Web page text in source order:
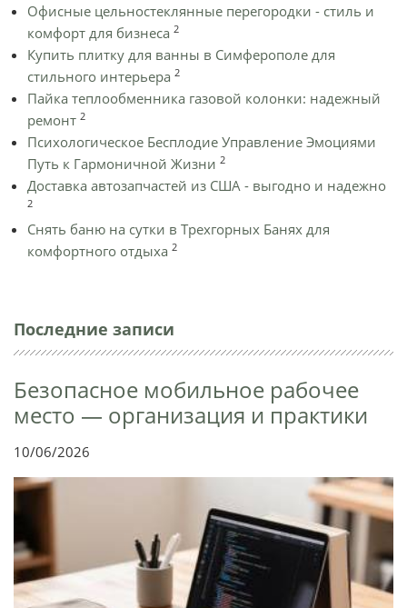
Офисные цельностеклянные перегородки - стиль и
комфорт для бизнеса 2
Купить плитку для ванны в Симферополе для
стильного интерьера 2
Пайка теплообменника газовой колонки: надежный
ремонт 2
Психологическое Бесплодие Управление Эмоциями
Путь к Гармоничной Жизни 2
Доставка автозапчастей из США - выгодно и надежно
2
Снять баню на сутки в Трехгорных Банях для
комфортного отдыха 2
Последние записи
Безопасное мобильное рабочее
место — организация и практики
10/06/2026